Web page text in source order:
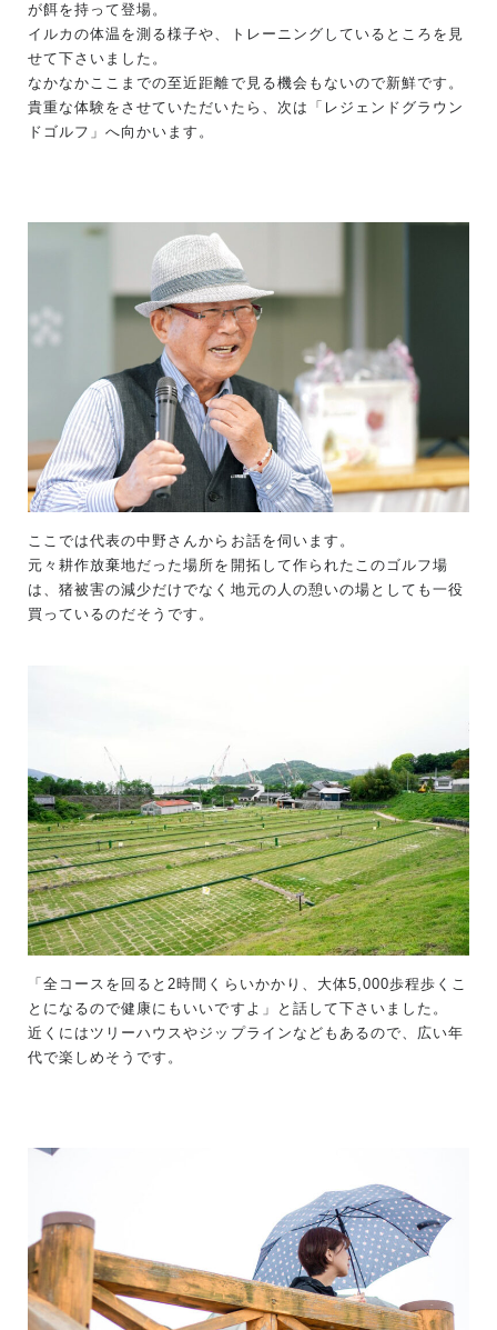
が餌を持って登場。
イルカの体温を測る様子や、トレーニングしているところを見
せて下さいました。
なかなかここまでの至近距離で見る機会もないので新鮮です。
貴重な体験をさせていただいたら、次は「レジェンドグラウン
ドゴルフ」へ向かいます。
ここでは代表の中野さんからお話を伺います。
元々耕作放棄地だった場所を開拓して作られたこのゴルフ場
は、猪被害の減少だけでなく地元の人の憩いの場としても一役
買っているのだそうです。
「全コースを回ると2時間くらいかかり、大体5,000歩程歩くこ
とになるので健康にもいいですよ」と話して下さいました。
近くにはツリーハウスやジップラインなどもあるので、広い年
代で楽しめそうです。